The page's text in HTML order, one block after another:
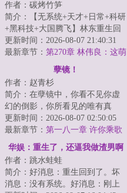
作者：碳烤竹笋
简介：【无系统+天才+日常+科研
+黑科技+大国腾飞】林东重生回
到幼儿时期。一个强大的灵魂，
住进一具幼小...
更新时间：2026-08-07 21:40:31
最新章节： 第270章 林伟良：这萌
王，什么东西？
孽镜！
作者：赵青杉
简介：在孽镜中，你看不见你虚
幻的倒影，你所看见的唯有真
实。...
更新时间：2026-08-07 02:50:05
最新章节： 第一八一章 许你乘歌
（2）
华娱：重生了，还逼我做渣男啊
作者：跳水蛙蛙
简介：好消息：重生回到了。坏
消息：没有系统。好消息：刚上